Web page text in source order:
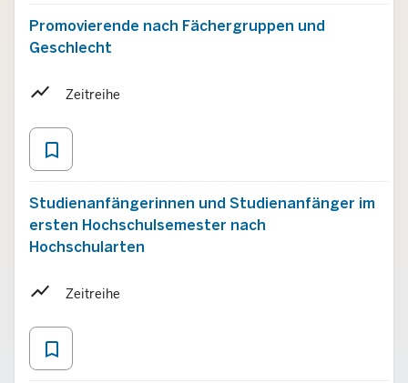
Promovierende nach Fächergruppen und
Geschlecht
Zeitreihe
bookmark_border
Studienanfängerinnen und Studienanfänger im
ersten Hochschulsemester nach
Hochschularten
Zeitreihe
bookmark_border